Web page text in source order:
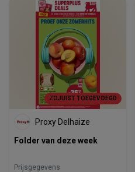
ZOJUIST TOEGEVOEGD
Proxy Delhaize
Folder van deze week
Prijsgegevens